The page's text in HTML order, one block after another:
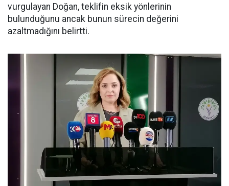
vurgulayan Doğan, teklifin eksik yönlerinin
bulunduğunu ancak bunun sürecin değerini
azaltmadığını belirtti.